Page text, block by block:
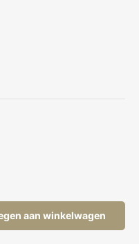
aan winkelwagen